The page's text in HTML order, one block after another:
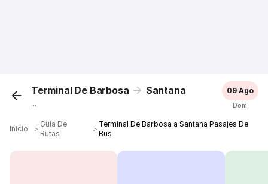
Terminal De Barbosa Santana
...
09 Ago
Dom
Inicio ＞
Guía De
Rutas
＞
Terminal De Barbosa a Santana Pasajes De
Bus